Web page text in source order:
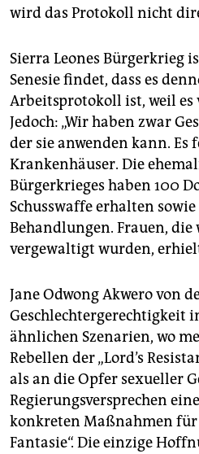
wird das Protokoll nicht
Sierra Leones Bürgerkrieg
Senesie findet, dass es
Arbeitsprotokoll ist, weil es
Jedoch: „Wir haben zwar
der sie anwenden kann. Es
Krankenhäuser. Die
Bürgerkrieges haben 100
Schusswaffe erhalten
Behandlungen. Frauen,
vergewaltigt wurden,
Jane Odwong Akwero von
Geschlechtergerechtigkeit
ähnlichen Szenarien, wo
Rebellen der „Lord’s
als an die Opfer sexueller
Regierungsversprechen
konkreten Maßnahmen für
Fantasie“. Die einzige